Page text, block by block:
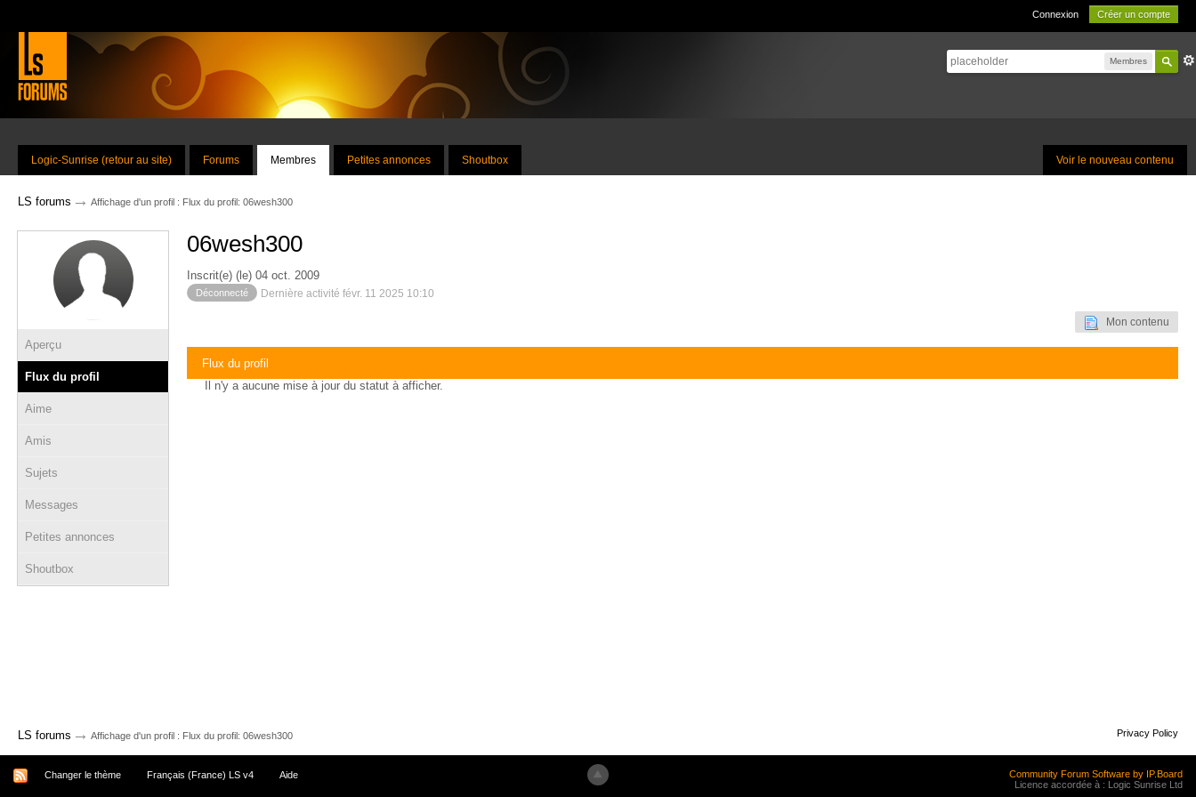
Connexion Créer un compte
Membres
Voir le nouveau contenu
Logic-Sunrise (retour au site) Forums Membres Petites annonces Shoutbox
LS forums → Affichage d'un profil : Flux du profil: 06wesh300
Aperçu
Flux du profil
Aime
Amis
Sujets
Messages
Petites annonces
Shoutbox
06wesh300
Inscrit(e) (le) 04 oct. 2009
Déconnecté Dernière activité févr. 11 2025 10:10
Mon contenu
Flux du profil
Il n'y a aucune mise à jour du statut à afficher.
LS forums → Affichage d'un profil : Flux du profil: 06wesh300 Privacy Policy
Changer le thème Français (France) LS v4 Aide
Community Forum Software by IP.Board
Licence accordée à : Logic Sunrise Ltd